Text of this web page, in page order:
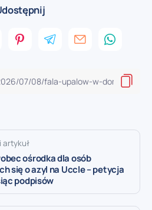
artykuł
ośrodka dla osób
się o azyl na Uccle – petycja
podpisów